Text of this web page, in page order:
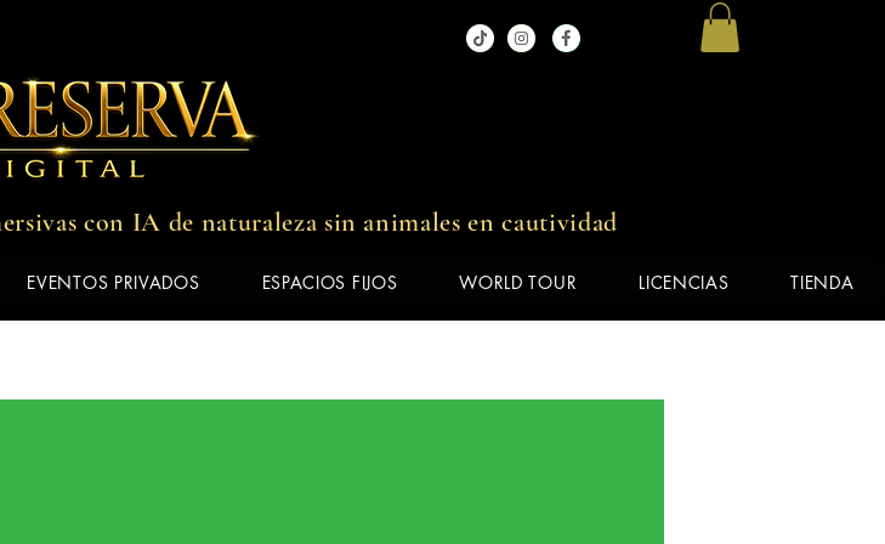
con IA de naturaleza sin animales en cautividad
EVENTOS PRIVADOS ESPACIOS FIJOS WORLD TOUR LICENCIAS TIENDA